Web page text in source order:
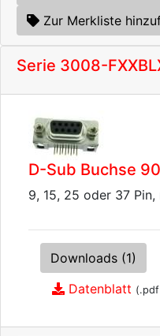
Zur Merkliste
Serie 3008-
D-Sub Buchse
9, 15, 25 oder 37
Downloads (1)
Datenblatt